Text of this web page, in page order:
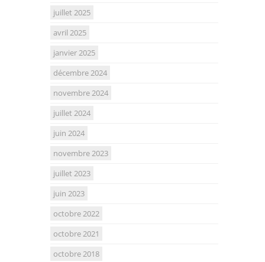
juillet 2025
avril 2025
janvier 2025
décembre 2024
novembre 2024
juillet 2024
juin 2024
novembre 2023
juillet 2023
juin 2023
octobre 2022
octobre 2021
octobre 2018